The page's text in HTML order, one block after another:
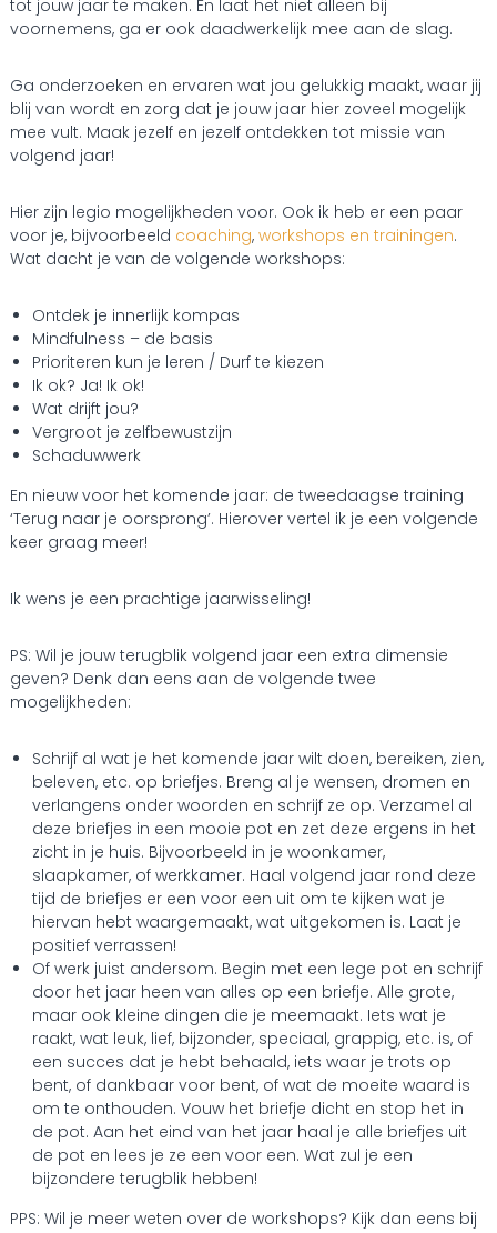
tot jouw jaar te maken. En laat het niet alleen bij
voornemens, ga er ook daadwerkelijk mee aan de slag.
Ga onderzoeken en ervaren wat jou gelukkig maakt, waar jij
blij van wordt en zorg dat je jouw jaar hier zoveel mogelijk
mee vult. Maak jezelf en jezelf ontdekken tot missie van
volgend jaar!
Hier zijn legio mogelijkheden voor. Ook ik heb er een paar
voor je, bijvoorbeeld coaching, workshops en trainingen.
Wat dacht je van de volgende workshops:
Ontdek je innerlijk kompas
Mindfulness – de basis
Prioriteren kun je leren / Durf te kiezen
Ik ok? Ja! Ik ok!
Wat drijft jou?
Vergroot je zelfbewustzijn
Schaduwwerk
En nieuw voor het komende jaar: de tweedaagse training
‘Terug naar je oorsprong’. Hierover vertel ik je een volgende
keer graag meer!
Ik wens je een prachtige jaarwisseling!
PS: Wil je jouw terugblik volgend jaar een extra dimensie
geven? Denk dan eens aan de volgende twee
mogelijkheden:
Schrijf al wat je het komende jaar wilt doen, bereiken, zien,
beleven, etc. op briefjes. Breng al je wensen, dromen en
verlangens onder woorden en schrijf ze op. Verzamel al
deze briefjes in een mooie pot en zet deze ergens in het
zicht in je huis. Bijvoorbeeld in je woonkamer,
slaapkamer, of werkkamer. Haal volgend jaar rond deze
tijd de briefjes er een voor een uit om te kijken wat je
hiervan hebt waargemaakt, wat uitgekomen is. Laat je
positief verrassen!
Of werk juist andersom. Begin met een lege pot en schrijf
door het jaar heen van alles op een briefje. Alle grote,
maar ook kleine dingen die je meemaakt. Iets wat je
raakt, wat leuk, lief, bijzonder, speciaal, grappig, etc. is, of
een succes dat je hebt behaald, iets waar je trots op
bent, of dankbaar voor bent, of wat de moeite waard is
om te onthouden. Vouw het briefje dicht en stop het in
de pot. Aan het eind van het jaar haal je alle briefjes uit
de pot en lees je ze een voor een. Wat zul je een
bijzondere terugblik hebben!
PPS: Wil je meer weten over de workshops? Kijk dan eens bij